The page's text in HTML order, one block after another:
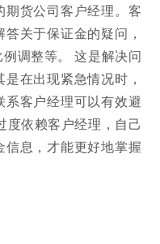
货公司客户经理。客
关于保证金的疑问，
调整等。 这是解决问
在出现紧急情况时，
客户经理可以有效避
度依赖客户经理，自己
息，才能更好地掌握